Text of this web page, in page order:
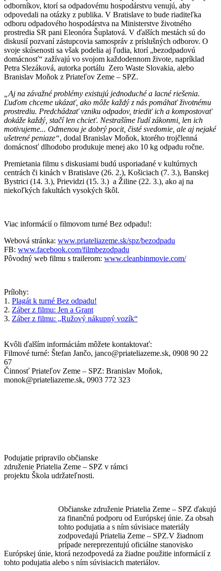
odborníkov, ktorí sa odpadovému hospodárstvu venujú, aby
odpovedali na otázky z publika. V Bratislave to bude riaditeľka
odboru odpadového hospodárstva na Ministerstve životného
prostredia SR pani Eleonóra Šuplatová. V ďalších mestách sú do
diskusií pozvaní zástupcovia samospráv z príslušných odborov. O
svoje skúsenosti sa však podelia aj ľudia, ktorí „bezodpadovú
domácnosť“ zažívajú vo svojom každodennom živote, napríklad
Petra Slezáková, autorka portálu Zero Waste Slovakia, alebo
Branislav Moňok z Priateľov Zeme – SPZ.
„Aj na závažné problémy existujú jednoduché a lacné riešenia.
Ľuďom chceme ukázať, ako môže každý z nás pomáhať životnému
prostrediu. Predchádzať vzniku odpadov, triediť ich a kompostovať
dokáže každý, stačí len chcieť. Nestrašíme ľudí zákonmi, len ich
motivujeme... Odmenou je dobrý pocit, čisté svedomie, ale aj nejaké
ušetrené peniaze“, dodal Branislav Moňok, ktorého trojčlenná
domácnosť dlhodobo produkuje menej ako 10 kg odpadu ročne.
Premietania filmu s diskusiami budú usporiadané v kultúrnych
centrách či kinách v Bratislave (26. 2.), Košiciach (7. 3.), Banskej
Bystrici (14. 3.), Prievidzi (15. 3.) a Žiline (22. 3.), ako aj na
niekoľkých fakultách vysokých škôl.
Viac informácií o filmovom turné Bez odpadu!:
Webová stránka: www.priateliazeme.sk/spz/bezodpadu
FB: www.facebook.com/filmbezodpadu
Pôvodný web filmu s trailerom: www.cleanbinmovie.com/
Prílohy:
1. Plagát k turné Bez odpadu!
2. Záber z filmu: Jen a Grant
3. Záber z filmu: „Ružový nákupný vozík“
Kvôli ďalším informáciám môžete kontaktovať:
Filmové turné: Štefan Jančo, janco@priateliazeme.sk, 0908 90 22
67
Činnosť Priateľov Zeme – SPZ: Branislav Moňok,
monok@priateliazeme.sk, 0903 772 323
Podujatie pripravilo občianske
združenie Priatelia Zeme – SPZ v rámci
projektu Škola udržateľnosti.
Občianske združenie Priatelia Zeme – SPZ ďakujú
za finančnú podporu od Európskej únie. Za obsah
tohto podujatia a s ním súvisiace materiály
zodpovedajú Priatelia Zeme – SPZ.V žiadnom
prípade nereprezentujú oficiálne stanovisko
Európskej únie, ktorá nezodpovedá za žiadne použitie informácií z
tohto podujatia alebo s ním súvisiacich materiálov.